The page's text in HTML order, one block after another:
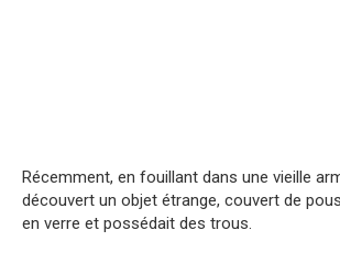
Récemment, en fouillant dans une vieille
découvert un objet étrange, couvert de
en verre et possédait des trous.